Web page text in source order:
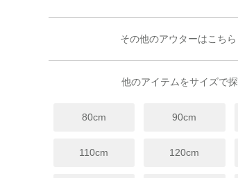
その他のアウターはこち
他のアイテムをサイズで
80cm 90cm
110cm 120cm